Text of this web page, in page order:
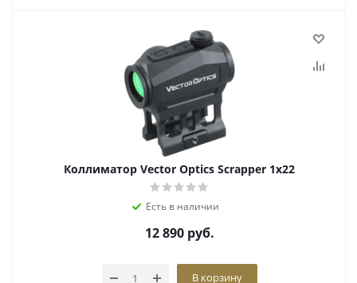
Коллиматор Vector Optics Scrapper 1x22
Есть в наличии
12 890руб.
В корзину